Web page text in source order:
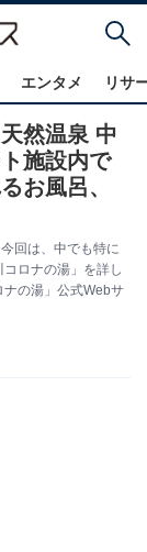
エンタメ リサ
然温泉 中
施設内で
お風呂、
回は、中でも特に
ロナの湯」を詳し
ナの湯」公式Webサ